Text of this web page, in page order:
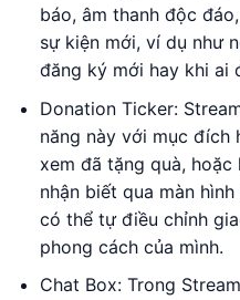
báo, âm thanh độc
sự kiện mới, ví dụ như
đăng ký mới hay khi ai
Donation Ticker:
năng này với mục đích
xem đã tặng quà,
nhận biết qua màn
có thể tự điều chỉnh
phong cách của mình.
Chat Box: Trong